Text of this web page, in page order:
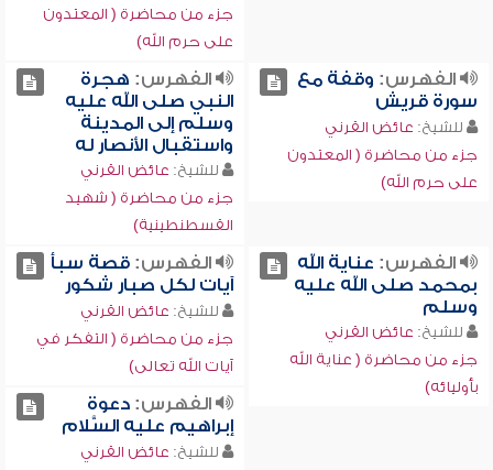
جزء من محاضرة ( المعتدون
على حرم الله)
الفهرس: وقفة مع
سورة قريش
للشيخ: عائض القرني
جزء من محاضرة ( المعتدون
على حرم الله)
الفهرس: هجرة
النبي صلى الله عليه
وسلم إلى المدينة
واستقبال الأنصار له
للشيخ: عائض القرني
جزء من محاضرة ( شهيد
القسطنطينية)
الفهرس: عناية الله
بمحمد صلى الله عليه
وسلم
للشيخ: عائض القرني
جزء من محاضرة ( عناية الله
بأوليائه)
الفهرس:قصة سبأ
آيات لكل صبار شكور
للشيخ: عائض القرني
جزء من محاضرة ( التفكر في
آيات الله تعالى)
الفهرس:دعوة
إبراهيم عليه السَّلام
للشيخ: عائض القرني